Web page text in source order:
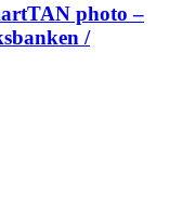
photo –
/